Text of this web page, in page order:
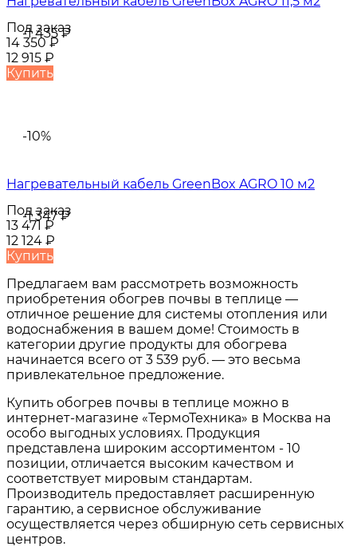
-1 435₽
Под заказ
14 350₽
12 915 ₽
Купить
-10%
-1 347₽
Нагревательный кабель GreenBox AGRO 10 м2
Под заказ
13 471 ₽
12 124 ₽
Купить
Предлагаем вам рассмотреть возможность
приобретения обогрев почвы в теплице —
отличное решение для системы отопления или
водоснабжения в вашем доме! Стоимость в
категории другие продукты для обогрева
начинается всего от 3 539 руб. — это весьма
привлекательное предложение.
Купить обогрев почвы в теплице можно в
интернет-магазине «ТермоТехника» в Москва на
особо выгодных условиях. Продукция
представлена широким ассортиментом - 10
позиции, отличается высоким качеством и
соответствует мировым стандартам.
Производитель предоставляет расширенную
гарантию, а сервисное обслуживание
осуществляется через обширную сеть сервисных
центров.